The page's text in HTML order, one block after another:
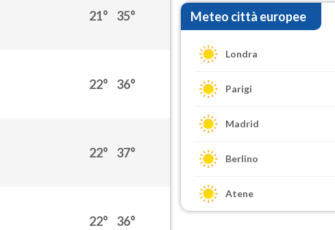
21° 35°
22° 36°
22° 37°
22° 36°
Meteo città europee
Londra
Parigi
Madrid
Berlino
Atene